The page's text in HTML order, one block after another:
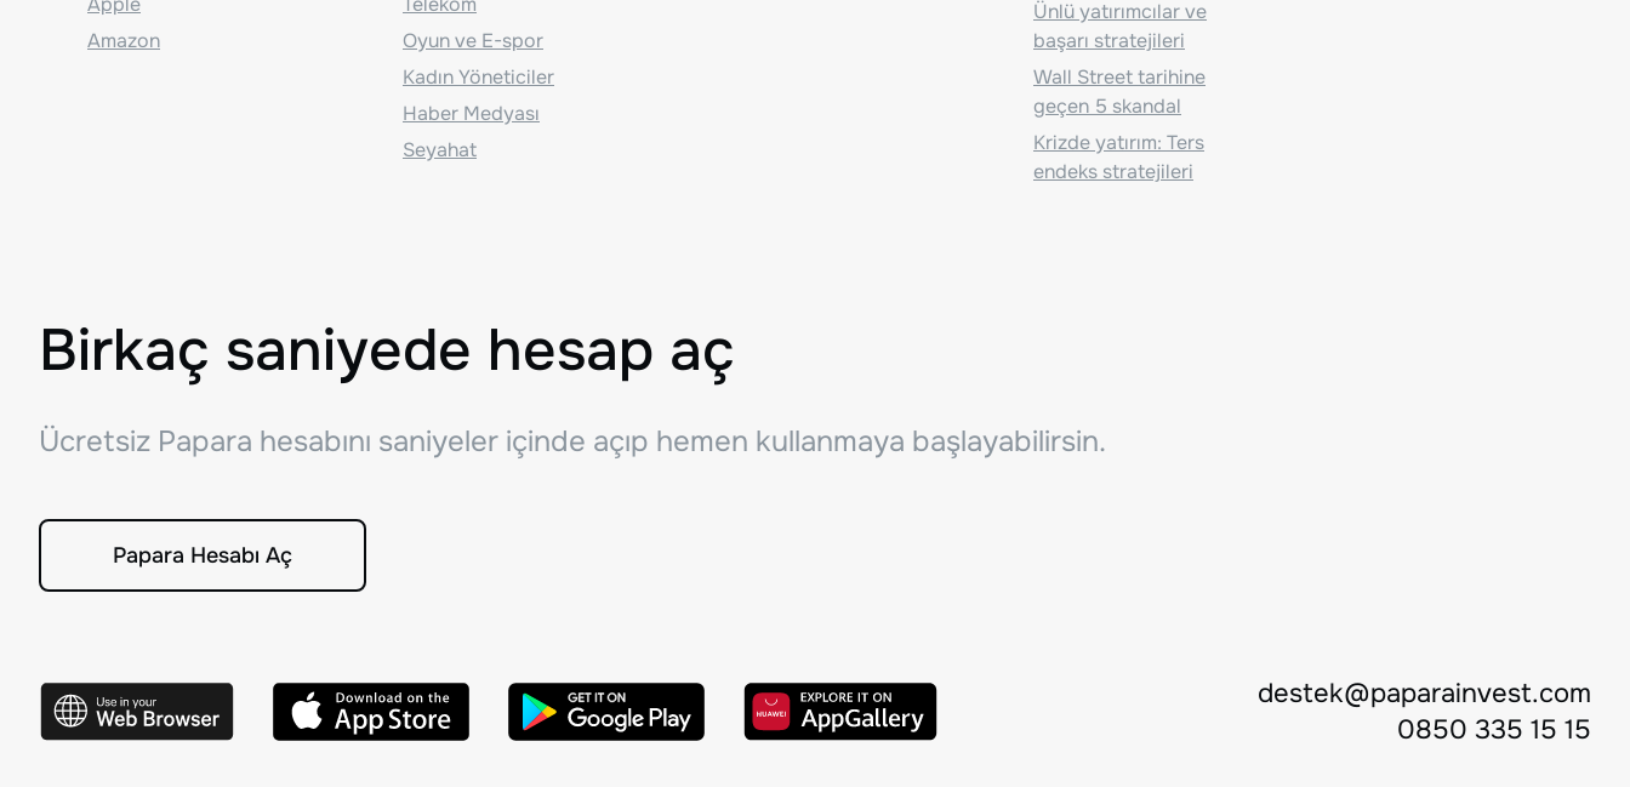
Amazon
Oyun ve E-spor
Kadın Yöneticiler
Haber Medyası
Seyahat
Ünlü yatırımcılar ve
başarı stratejileri
Wall Street tarihine
geçen 5 skandal
Krizde yatırım: Ters
endeks stratejileri
Birkaç saniyede hesap aç
Ücretsiz Papara hesabını saniyeler içinde açıp hemen kullanmaya başlayabilirsin.
Papara Hesabı Aç
destek@paparainvest.com
0850 335 15 15